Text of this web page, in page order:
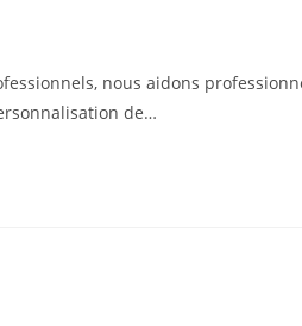
nous aidons
de…